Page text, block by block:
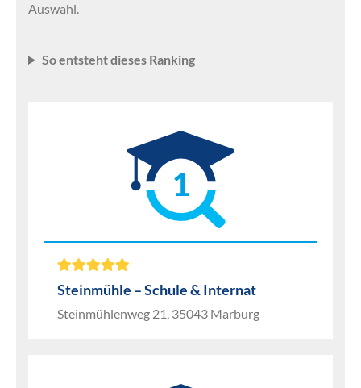
Auswahl.
So entsteht dieses Ranking
1
Steinmühle – Schule & Internat
Steinmühlenweg 21, 35043 Marburg